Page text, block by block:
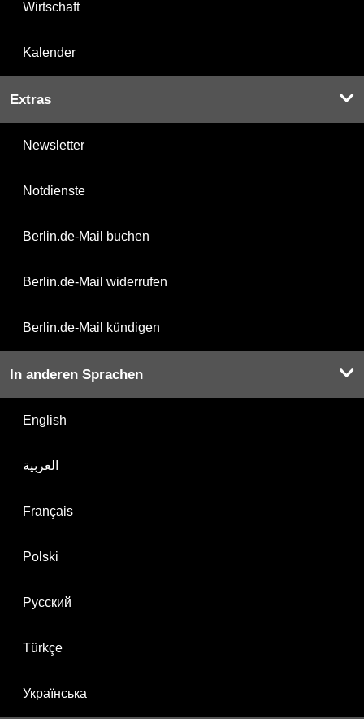
Wirtschaft
Kalender
Extras
Newsletter
Notdienste
Berlin.de-Mail buchen
Berlin.de-Mail widerrufen
Berlin.de-Mail kündigen
In anderen Sprachen
English
العربية
Français
Polski
Русский
Türkçe
Українська